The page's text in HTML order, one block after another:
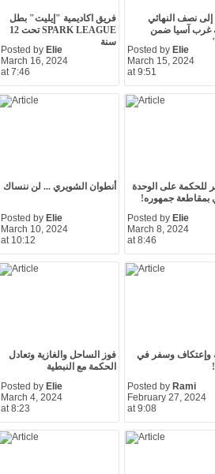
فريق اكاديمية "إيليت" بطل
SPARK LEAGUE تحت 12
سنة
Posted by Elie
March 16, 2024
at 7:46
إلى نصف النهائي
غرب آسيا ضمن
Posted by Elie
March 15, 2024
at 9:51
أنطوان الشويري ... لن ننساك
Posted by Elie
March 10, 2024
at 10:12
للحكمة على الوحدة
بمقاطعة جمهوره!
Posted by Elie
March 8, 2024
at 8:46
فوز الساحل والغازية وتعادل
الحكمة مع النبطية
Posted by Elie
March 4, 2024
at 8:23
وإعتكاف وسفر في
Posted by Rami
February 27, 2024
at 9:08